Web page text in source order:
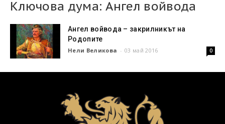
Ключова дума: Ангел войвода
Ангел войвода – закрилникът на
Родопите
Нели Великова - 03 май 2016 0